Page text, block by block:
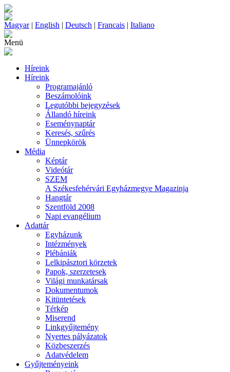
Magyar| English | Deutsch | Francais | Italiano
Menü
Híreink
Híreink
Programajánló
Beszámolóink
Legutóbbi bejegyzések
Állandó híreink
Eseménynaptár
Keresés, szűrés
Ünnepkörök
Média
Képtár
Videótár
SZEM
A Székesfehérvári Egyházmegye Magazinja
Hangtár
Szentföld 2008
Napi evangélium
Adattár
Egyházunk
Intézmények
Plébániák
Lelkipásztori körzetek
Papok, szerzetesek
Világi munkatársak
Dokumentumok
Kitüntetések
Térkép
Miserend
Linkgyűjtemény
Nyertes pályázatok
Közbeszerzés
Adatvédelem
Gyűjteményeink